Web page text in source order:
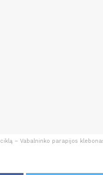
– Vabalninko parapijos